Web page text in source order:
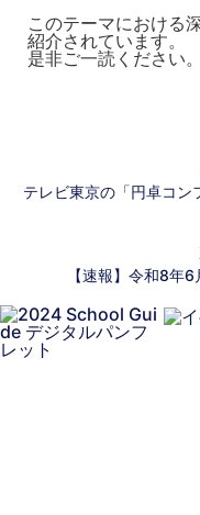
このテーマにおける
紹介されています。
是非ご一読ください。
テレビ東京の「円卓コン
【速報】令和8年